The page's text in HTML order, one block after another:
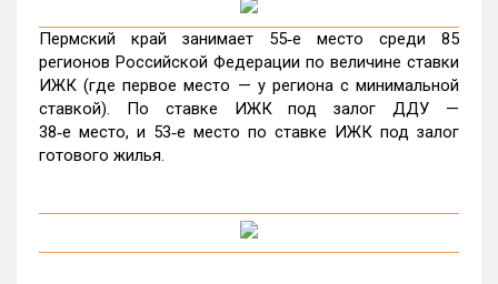
Пермский край занимает 55‑е место среди 85
регионов Российской Федерации по величине ставки
ИЖК (где первое место — у региона с минимальной
ставкой). По ставке ИЖК под залог ДДУ —
38‑е место, и 53‑е место по ставке ИЖК под залог
готового жилья.